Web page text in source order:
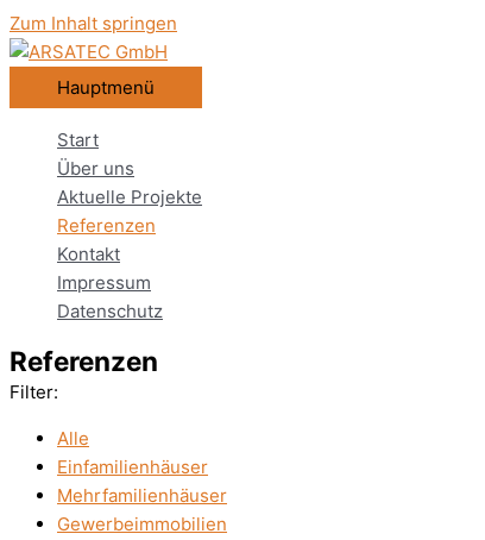
Zum Inhalt springen
Hauptmenü
Start
Über uns
Aktuelle Projekte
Referenzen
Kontakt
Impressum
Datenschutz
Referenzen
Filter:
Alle
Einfamilienhäuser
Mehrfamilienhäuser
Gewerbeimmobilien